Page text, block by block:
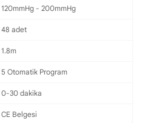
120mmHg - 200mmHg
48 adet
1.8m
5 Otomatik Program
0-30 dakika
CE Belgesi